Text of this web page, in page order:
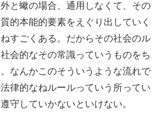
と蠍の場合、通用しなくて、その
的本能的要素をえぐり出していく
すごくある。だからその社会のル
会的なその常識っていうものをち
なんかこのそういうような流れで
律的なねルールっていう所ってい
守していかないといけない。